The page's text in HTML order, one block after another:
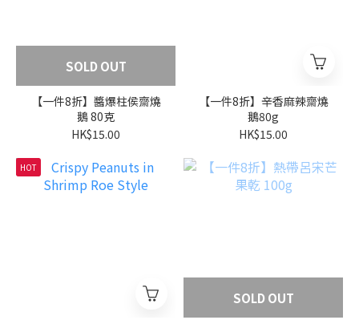
SOLD OUT
【一件8折】醬爆柱侯齋燒
鵝 80克
HK$15.00
【一件8折】辛香麻辣齋燒
鵝80g
HK$15.00
HOT
SOLD OUT